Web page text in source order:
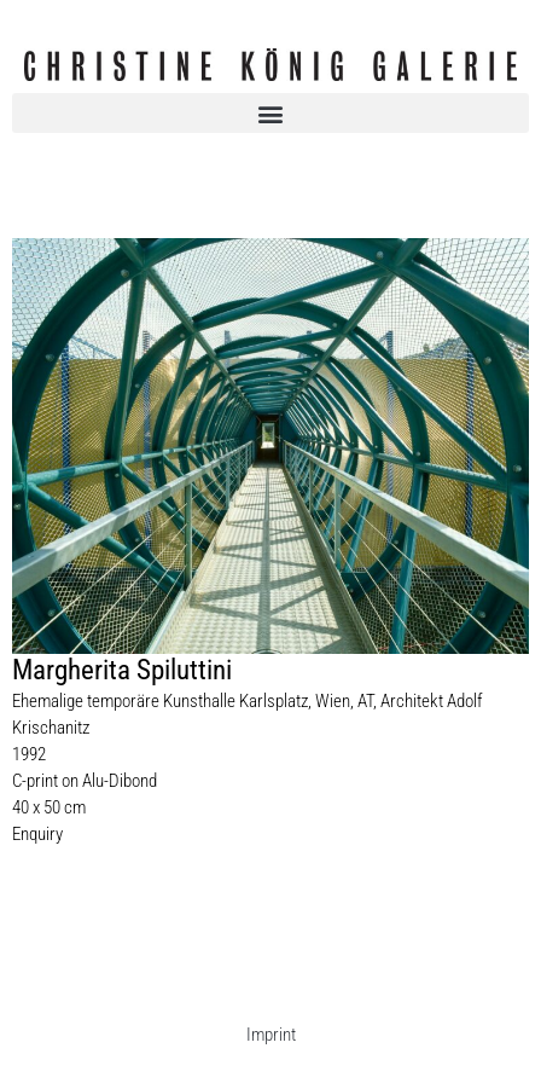
Margherita Spiluttini
Ehemalige temporäre Kunsthalle Karlsplatz, Wien, AT, Architekt Adolf
Krischanitz
1992
C-print on Alu-Dibond
40 x 50 cm
Enquiry
Imprint